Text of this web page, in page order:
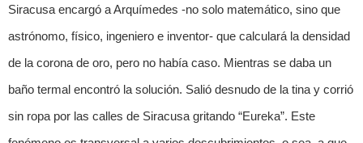
Siracusa encargó a Arquímedes -no solo matemático, sino que
astrónomo, físico, ingeniero e inventor- que calculará la densidad
de la corona de oro, pero no había caso. Mientras se daba un
baño termal encontró la solución. Salió desnudo de la tina y corrió
sin ropa por las calles de Siracusa gritando “Eureka”. Este